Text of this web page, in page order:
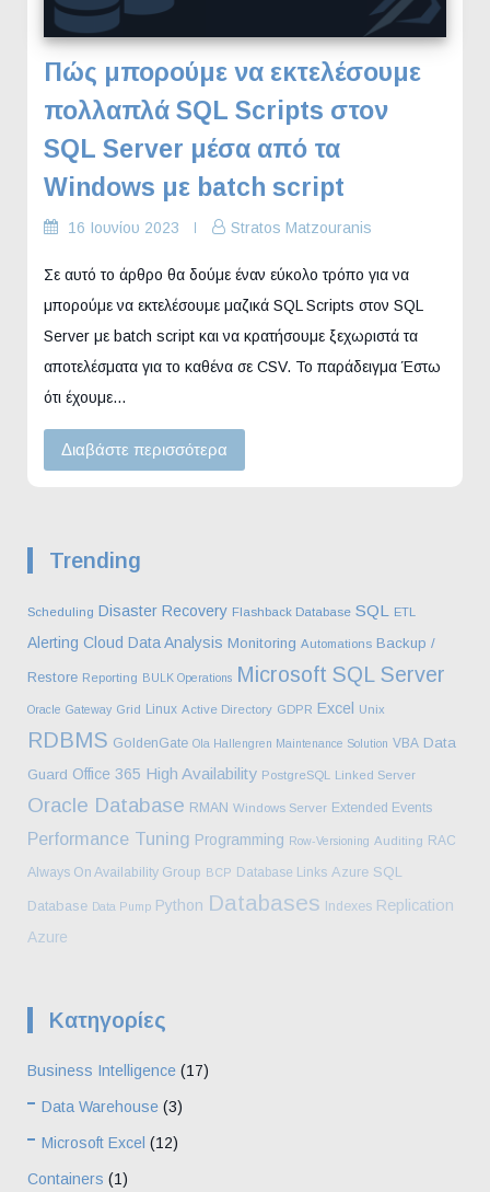
Πώς μπορούμε να εκτελέσουμε
πολλαπλά SQL Scripts στον
SQL Server μέσα από τα
Windows με batch script
16 Ιουνίου 2023 Stratos Matzouranis
Σε αυτό το άρθρο θα δούμε έναν εύκολο τρόπο για να
μπορούμε να εκτελέσουμε μαζικά SQL Scripts στον SQL
Server με batch script και να κρατήσουμε ξεχωριστά τα
αποτελέσματα για το καθένα σε CSV. Το παράδειγμα Έστω
ότι έχουμε…
Διαβάστε περισσότερα
Trending
Scheduling Disaster Recovery Flashback Database SQL ETL
Alerting Cloud Data Analysis Monitoring Automations Backup /
Restore Reporting BULK Operations Microsoft SQL Server
Oracle Gateway Grid Linux Active Directory GDPR Excel Unix
RDBMS GoldenGate Ola Hallengren Maintenance Solution VBA Data
Guard Office 365 High Availability PostgreSQL Linked Server
Oracle Database RMAN Windows Server Extended Events
Performance Tuning Programming Row-Versioning Auditing RAC
Always On Availability Group BCP Database Links Azure SQL
Database Data Pump Python Databases Indexes Replication
Azure
Kατηγορίες
Business Intelligence (17)
Data Warehouse (3)
Microsoft Excel (12)
Containers (1)